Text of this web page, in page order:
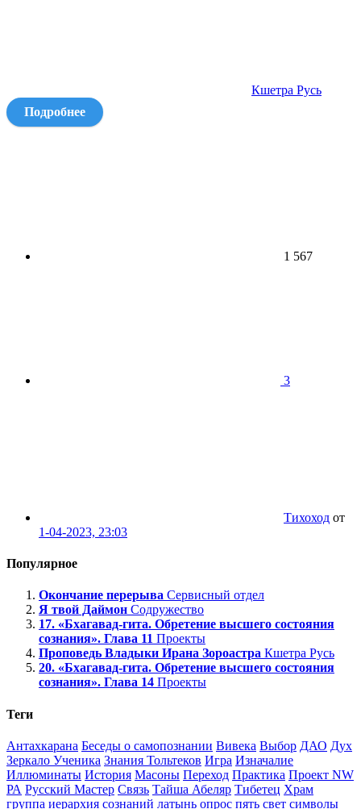
Кшетра Русь
Подробнее
1 567
3
Тихоход от
1-04-2023, 23:03
Популярное
Окончание перерыва Сервисный отдел
Я твой Даймон Содружество
17. «Бхагавад-гита. Обретение высшего состояния
сознания». Глава 11 Проекты
Проповедь Владыки Ирана Зороастра Кшетра Русь
20. «Бхагавад-гита. Обретение высшего состояния
сознания». Глава 14 Проекты
Теги
Антахкарана Беседы о самопознании Вивека Выбор ДАО Дух
Зеркало Ученика Знания Тольтеков Игра Изначалие
Иллюминаты История Масоны Переход Практика Проект NW
РА Русский Мастер Связь Тайша Абеляр Тибетец Храм
группа иерархия сознаний латынь опрос пять свет символы